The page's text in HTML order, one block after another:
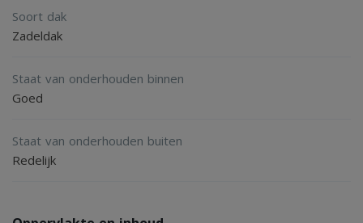
Soort dak
Zadeldak
Staat van onderhouden binnen
Goed
Staat van onderhouden buiten
Redelijk